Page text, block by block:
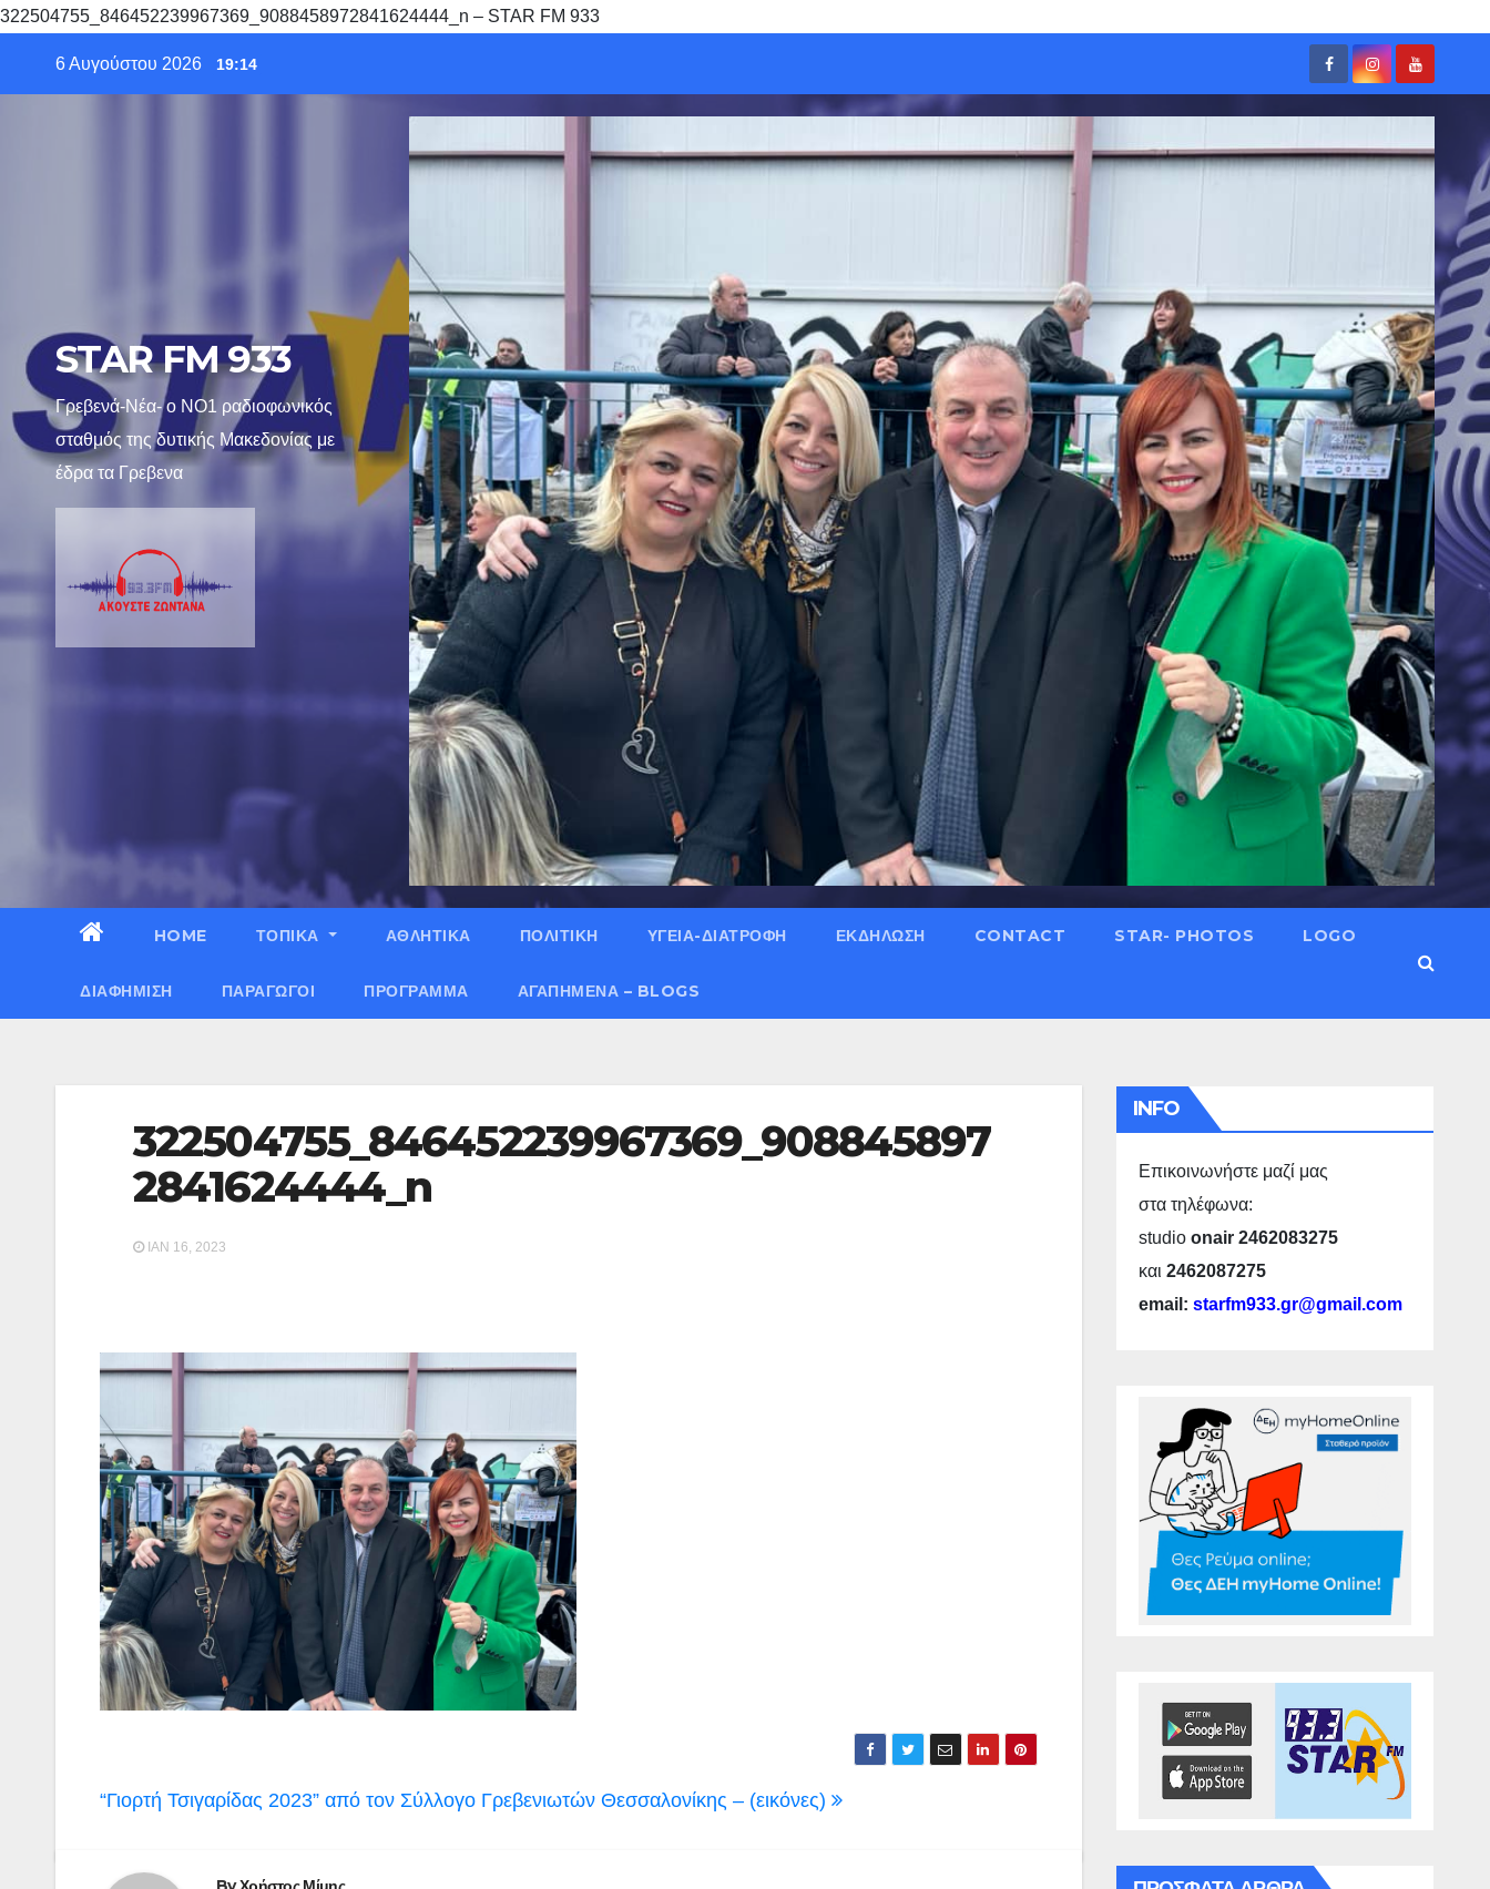
322504755_846452239967369_9088458972841624444_n – STAR FM 933
6 Αυγούστου 2026 19:14
STAR FM 933
Γρεβενά-Νέα- ο ΝΟ1 ραδιοφωνικός
σταθμός της δυτικής Μακεδονίας με
έδρα τα Γρεβενα
HOME ΤΟΠΙΚΑ ΑΘΛΗΤΙΚΑ ΠΟΛΙΤΙΚΗ ΥΓΕΙΑ-ΔΙΑΤΡΟΦΗ ΕΚΔΗΛΩΣΗ CONTACT STAR- PHOTOS LOGO
ΔΙΑΦΉΜΙΣΗ ΠΑΡΑΓΩΓΟΊ ΠΡΌΓΡΑΜΜΑ ΑΓΑΠΗΜΈΝΑ – BLOGS
322504755_846452239967369_908845897
2841624444_n
ΙΑΝ 16, 2023
Πλοήγηση
“Γιορτή Τσιγαρίδας 2023” από τον Σύλλογο Γρεβενιωτών Θεσσαλονίκης – (εικόνες)
INFO
Επικοινωνήστε μαζί μας
στα τηλέφωνα:
studio onair 2462083275
και 2462087275
email: starfm933.gr@gmail.com